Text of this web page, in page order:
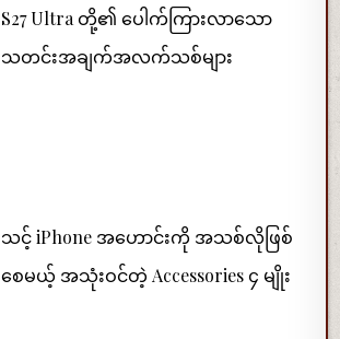
S27 Ultra တို့၏ ပေါက်ကြားလာသော
သတင်းအချက်အလက်သစ်များ
သင့် iPhone အဟောင်းကို အသစ်လိုဖြစ်
စေမယ့် အသုံးဝင်တဲ့ Accessories ၄ မျိုး